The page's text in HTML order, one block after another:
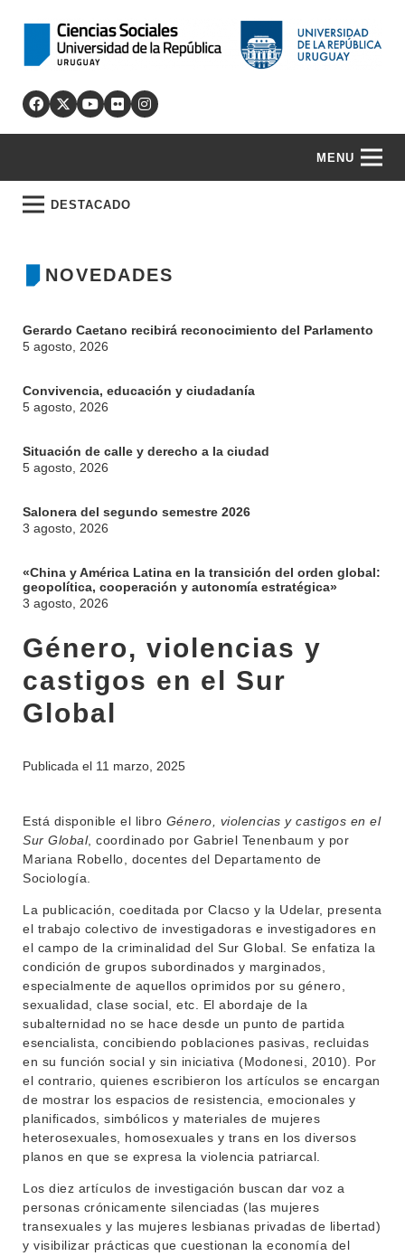
MENU
INSTITUCIONAL
DEPARTAMENTOS
ENSEÑANZA
NOTICIAS
CONTACTO
DESTACADO
EVA FCS
OFERTA DE GRADO
POSGRADOS
EDUCACIÓN PERMANENTE
MOVILIDAD ACADÉMICA
BIBLIOTECA
NOVEDADES
Gerardo Caetano recibirá reconocimiento del Parlamento
5 agosto, 2026
Convivencia, educación y ciudadanía
5 agosto, 2026
Situación de calle y derecho a la ciudad
5 agosto, 2026
Salonera del segundo semestre 2026
3 agosto, 2026
«China y América Latina en la transición del orden global:
geopolítica, cooperación y autonomía estratégica»
3 agosto, 2026
Género, violencias y
castigos en el Sur
Global
Publicada el 11 marzo, 2025
Está disponible el libro Género, violencias y castigos en el
Sur Global, coordinado por Gabriel Tenenbaum y por
Mariana Robello, docentes del Departamento de
Sociología.
La publicación, coeditada por Clacso y la Udelar, presenta
el trabajo colectivo de investigadoras e investigadores en
el campo de la criminalidad del Sur Global. Se enfatiza la
condición de grupos subordinados y marginados,
especialmente de aquellos oprimidos por su género,
sexualidad, clase social, etc. El abordaje de la
subalternidad no se hace desde un punto de partida
esencialista, concibiendo poblaciones pasivas, recluidas
en su función social y sin iniciativa (Modonesi, 2010). Por
el contrario, quienes escribieron los artículos se encargan
de mostrar los espacios de resistencia, emocionales y
planificados, simbólicos y materiales de mujeres
heterosexuales, homosexuales y trans en los diversos
planos en que se expresa la violencia patriarcal.
Los diez artículos de investigación buscan dar voz a
personas crónicamente silenciadas (las mujeres
transexuales y las mujeres lesbianas privadas de libertad)
y visibilizar prácticas que cuestionan la economía del